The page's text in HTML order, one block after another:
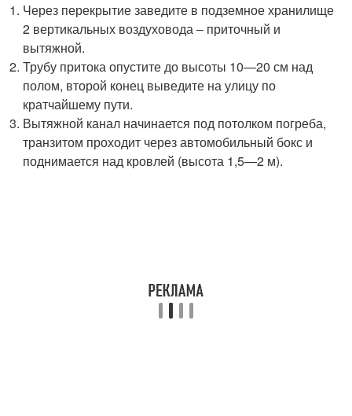
Через перекрытие заведите в подземное хранилище
2 вертикальных воздуховода – приточный и
вытяжной.
Трубу притока опустите до высоты 10—20 см над
полом, второй конец выведите на улицу по
кратчайшему пути.
Вытяжной канал начинается под потолком погреба,
транзитом проходит через автомобильный бокс и
поднимается над кровлей (высота 1,5—2 м).